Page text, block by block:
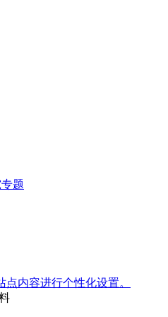
题
内容进行个性化设置。